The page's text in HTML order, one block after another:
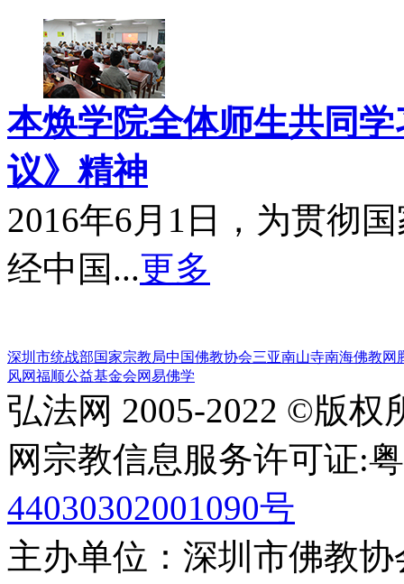
本焕学院全体师生共同
议》精神
2016年6月1日，为贯彻
经中国...更多
深圳市统战部国家宗教局中国佛教协会三亚南山寺南海佛教网
风网福顺公益基金会网易佛学
弘法网 2005-2022 ©版权
网宗教信息服务许可证:
44030302001090号
主办单位：深圳市佛教